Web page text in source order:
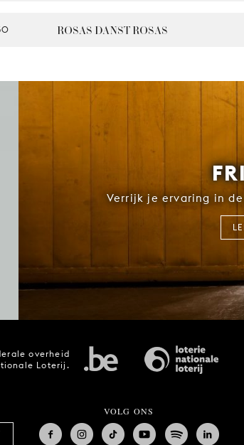
ROSAS DANST ROSAS
Verrijk je ervaring in
overheid
Loterij.
VOLG ONS